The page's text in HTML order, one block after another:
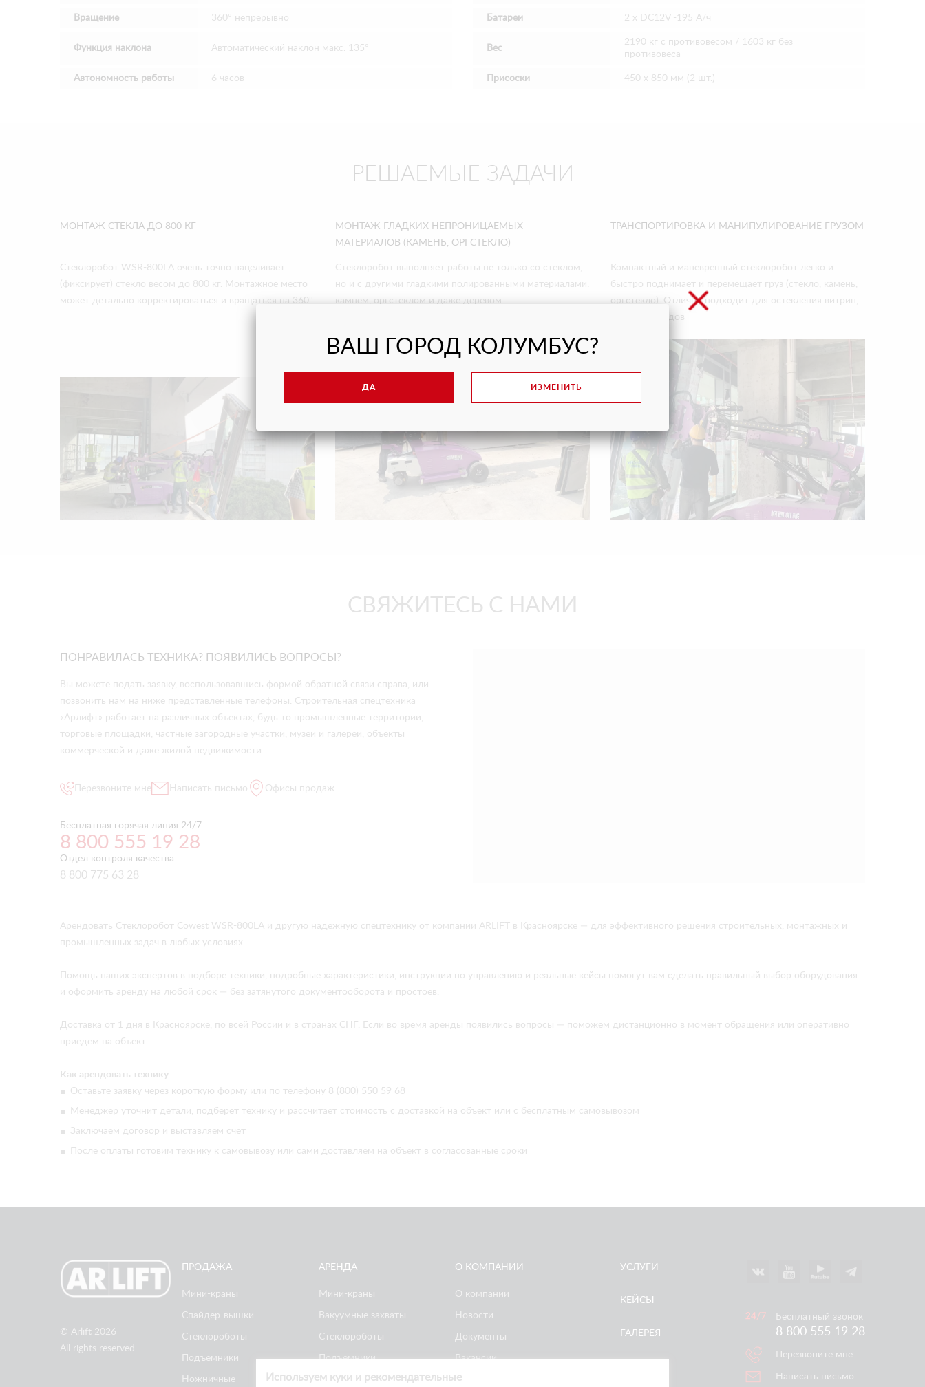
Вращение 360° непрерывно Батареи 2 х DC12V -195 А/ч
Функция наклона Автоматический наклон макс. 135° Вес
2190 кг с противовесом / 1603 кг без
противовеса
Автономность работы 6 часов Присоски 450 х 850 мм (2 шт.)
РЕШАЕМЫЕ ЗАДАЧИ
МОНТАЖ СТЕКЛА ДО 800 КГ
Стеклоробот WSR-800LA очень точно нацеливает
(фиксирует) стекло весом до 800 кг. Монтажное место
может детально корректироваться и вращаться на 360°
МОНТАЖ ГЛАДКИХ НЕПРОНИЦАЕМЫХ
МАТЕРИАЛОВ (КАМЕНЬ, ОРГСТЕКЛО)
Стеклоробот выполняет работы не только со стеклом,
но и с другими гладкими полированными материалами:
камнем, оргстеклом и даже деревом
ТРАНСПОРТИРОВКА И МАНИПУЛИРОВАНИЕ ГРУЗОМ
Компактный и маневренный стеклоробот легко и
быстро поднимает и перемещает груз (стекло, камень,
оргстекло). Отлично подходит для остекления витрин,
веранд, фасадов
СВЯЖИТЕСЬ С НАМИ
ПОНРАВИЛАСЬ ТЕХНИКА? ПОЯВИЛИСЬ ВОПРОСЫ?
Вы можете подать заявку, воспользовавшись формой обратной связи справа, или
позвонить нам на ниже представленные телефоны. Строительная спецтехника
«Арлифт» работает на различных объектах, будь то промышленные территории,
торговые площадки, частные загородные участки, музеи и галереи, объекты
коммерческой и даже жилой недвижимости.
Перезвоните мне Написать письмо Офисы продаж
Бесплатная горячая линия 24/7
8 800 555 19 28
Отдел контроля качества
8 800 775 63 28
Арендовать Стеклоробот Cowest WSR-800LA и другую надежную спецтехнику от компании ARLIFT в Красноярске — для эффективного решения строительных, монтажных и
промышленных задач в любых условиях.
Помощь наших экспертов в подборе техники, подробные характеристики, инструкции по управлению и реальные кейсы помогут вам сделать правильный выбор оборудования
и оформить аренду на любой срок — без затянутого документооборота и простоев.
Доставка от 1 дня в Красноярске, по всей России и в странах СНГ. Если во время аренды появились вопросы — поможем дистанционно в момент обращения или оперативно
приедем на объект.
Как арендовать технику
Оставьте заявку через короткую форму или по телефону 8 (800) 550 59 68
Менеджер уточнит детали, подберет технику и рассчитает стоимость с доставкой на объект или с бесплатным самовывозом
Заключаем договор и выставляем счет
После оплаты готовим технику к самовывозу или сами доставляем на объект в согласованные сроки
© Arlift 2026
All rights reserved
ПРОДАЖА
Мини-краны
Спайдер-вышки
Стеклороботы
Подъемники
Ножничные
АРЕНДА
Мини-краны
Вакуумные захваты
Стеклороботы
Подъемники
Ножничные
О КОМПАНИИ
О компании
Новости
Документы
Вакансии
Реквизиты
УСЛУГИ
КЕЙСЫ
ГАЛЕРЕЯ
Бесплатный звонок
8 800 555 19 28
Перезвоните мне
Написать письмо
Используем куки и рекомендательные
ВАШ ГОРОД КОЛУМБУС?
ДА ИЗМЕНИТЬ